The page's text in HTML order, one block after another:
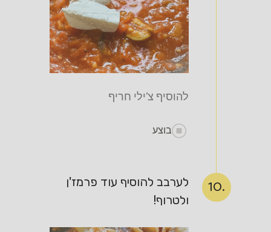
להוסיף צ'ילי חריף
בוצע
10.
לערבב להוסיף עוד פרמז'ן
ולטרוף!